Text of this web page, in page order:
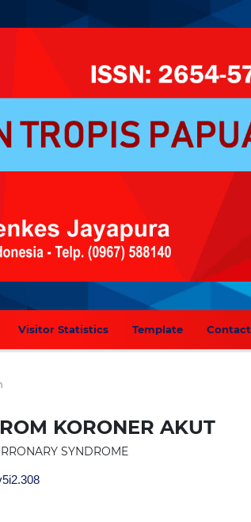
Visitor Statistics Template Contact
KORONER AKUT
SYNDROME